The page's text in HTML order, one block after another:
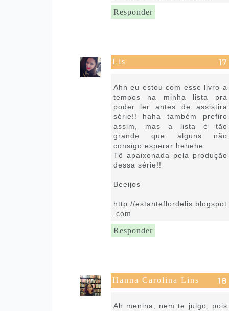
Responder
Lis
Ahh eu estou com esse livro a
tempos na minha lista pra
poder ler antes de assistira
série!! haha também prefiro
assim, mas a lista é tão
grande que alguns não
consigo esperar hehehe
Tô apaixonada pela produção
dessa série!!
Beeijos
http://estanteflordelis.blogspot
.com
Responder
Hanna Carolina Lins
Ah menina, nem te julgo, pois